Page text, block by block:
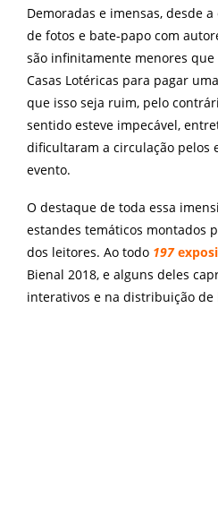
Demoradas e imensas, desde
de fotos e bate-papo com
são infinitamente menores
Casas Lotéricas para pagar
que isso seja ruim, pelo
sentido esteve impecável,
dificultaram a circulação pelos
evento.
O destaque de toda essa
estandes temáticos montados
dos leitores. Ao todo 197
Bienal 2018, e alguns deles
interativos e na distribuição de